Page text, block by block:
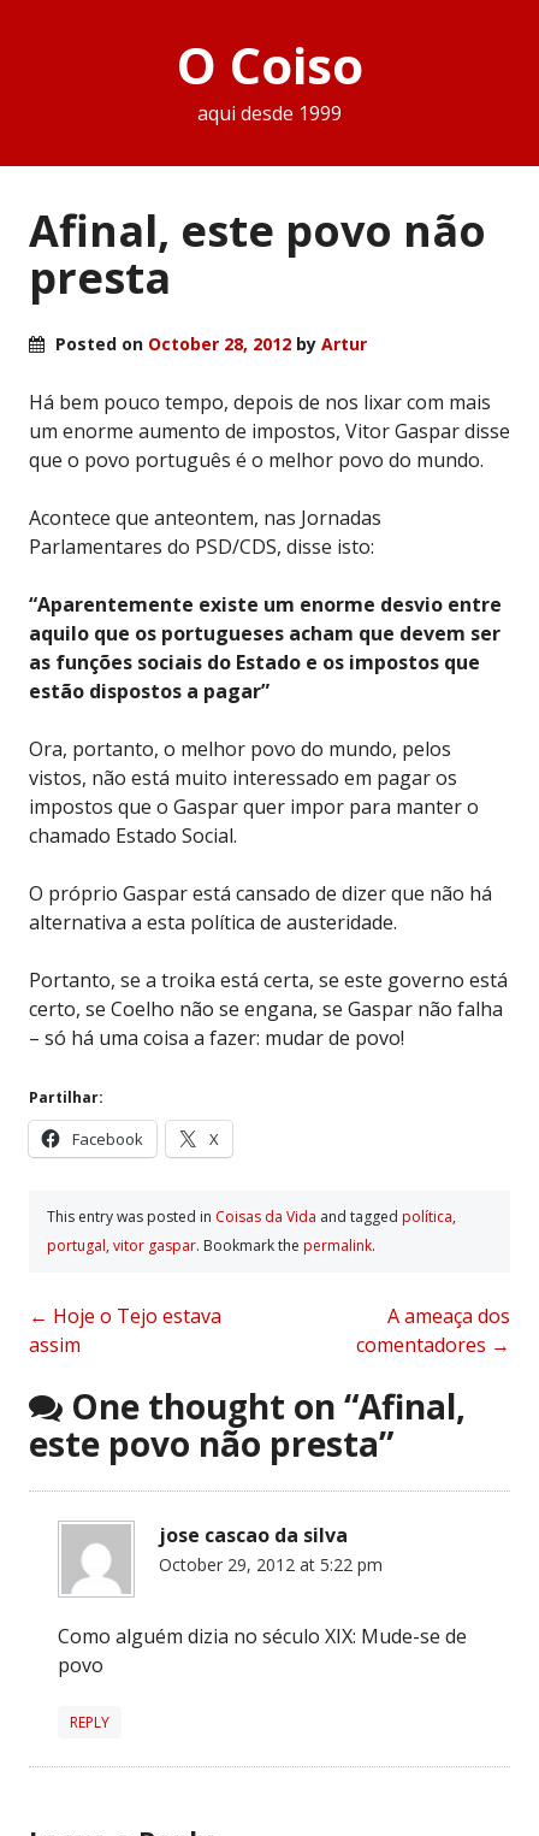
O Coiso
aqui desde 1999
Afinal, este povo não
presta
Posted on October 28, 2012 by Artur
Há bem pouco tempo, depois de nos lixar com mais
um enorme aumento de impostos, Vitor Gaspar disse
que o povo português é o melhor povo do mundo.
Acontece que anteontem, nas Jornadas
Parlamentares do PSD/CDS, disse isto:
“Aparentemente existe um enorme desvio entre
aquilo que os portugueses acham que devem ser
as funções sociais do Estado e os impostos que
estão dispostos a pagar”
Ora, portanto, o melhor povo do mundo, pelos
vistos, não está muito interessado em pagar os
impostos que o Gaspar quer impor para manter o
chamado Estado Social.
O próprio Gaspar está cansado de dizer que não há
alternativa a esta política de austeridade.
Portanto, se a troika está certa, se este governo está
certo, se Coelho não se engana, se Gaspar não falha
– só há uma coisa a fazer: mudar de povo!
Partilhar:
Facebook X
This entry was posted in Coisas da Vida and tagged polí­tica,
portugal, vitor gaspar. Bookmark the permalink.
Post
navigation
← Hoje o Tejo estava
assim
A ameaça dos
comentadores →
One thought on “Afinal,
este povo não presta”
jose cascao da silva
October 29, 2012 at 5:22 pm
Como alguém dizia no século XIX: Mude-se de
povo
REPLY